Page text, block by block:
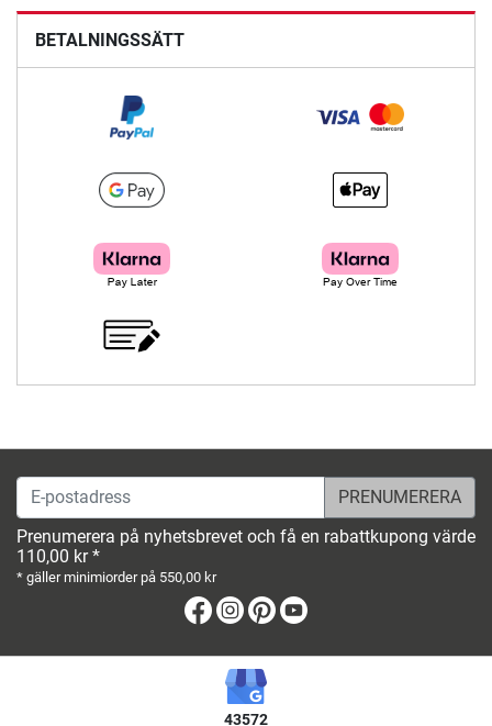
BETALNINGSSÄTT
E-postadress
Prenumerera på nyhetsbrevet och få en rabattkupong värde
110,00 kr *
* gäller minimiorder på 550,00 kr
Facebook
Instagram
Pinterest
43572